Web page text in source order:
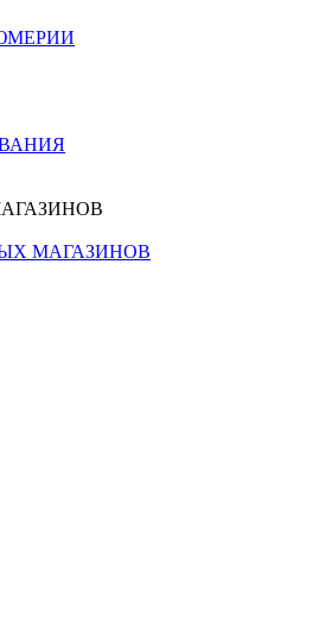
МАГАЗИНОВ